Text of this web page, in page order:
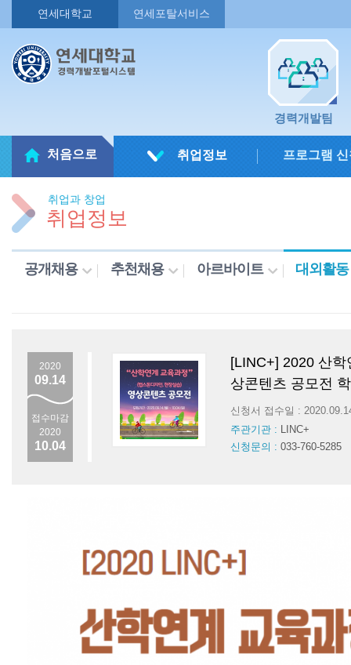
연세대학교 연세포탈서비스
경력개발팀
처음으로 취업정보 프로그램
취업과 창업
취업정보
공개채용 추천채용 아르바이트 대외활동
2020
09.14
접수마감
2020
10.04
[LINC+] 2020 산
상콘텐츠 공모전
신청서 접수일 :
주관기관 : LINC+
신청문의 : 033-760-5285